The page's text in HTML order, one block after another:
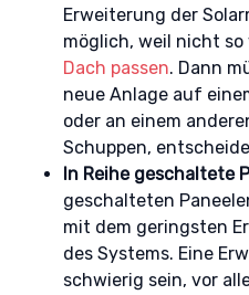
Erweiterung der
möglich, weil nicht so
Dach passen. Dann
neue Anlage auf
oder an einem
Schuppen,
In Reihe geschaltete
geschalteten
mit dem geringsten
des Systems. Eine
schwierig sein, vor